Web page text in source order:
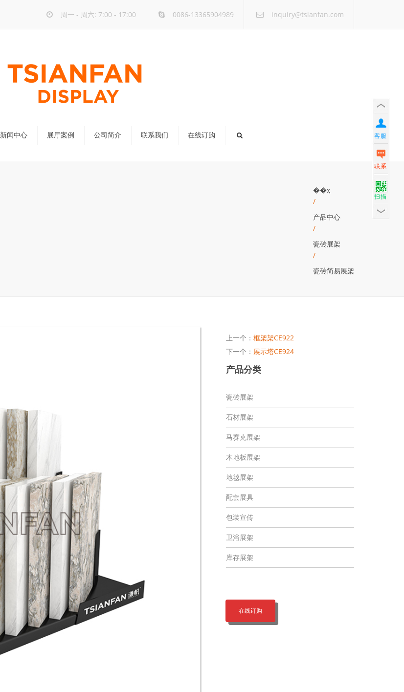
周一 - 周六: 7:00 - 17:00 0086-13365904989 inquiry@tsianfan.com
新闻中心 展厅案例 公司简介 联系我们 在线订购
��ҳ
/
产品中心
/
瓷砖展架
/
瓷砖简易展架
上一个： 框架架CE922
下一个： 展示塔CE924
产品分类
瓷砖展架
石材展架
马赛克展架
木地板展架
地毯展架
配套展具
包装宣传
卫浴展架
库存展架
在线订购
客服
联系
扫描